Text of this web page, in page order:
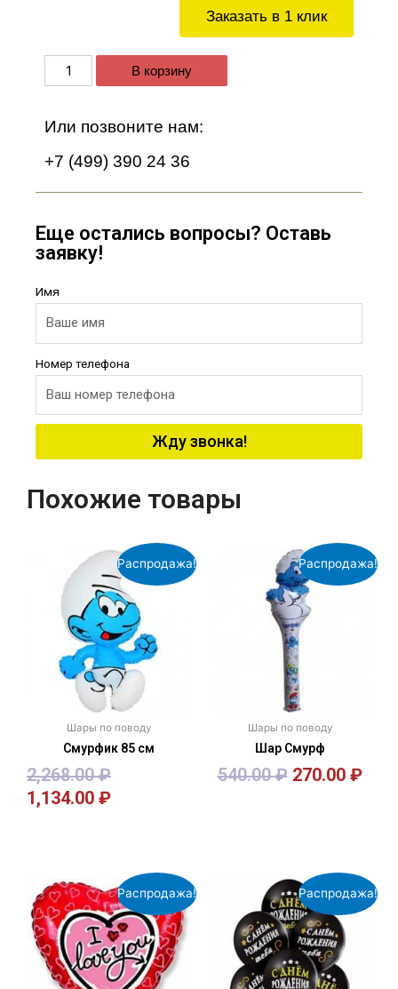
Заказать в 1 клик
В корзину
Или позвоните нам:
+7 (499) 390 24 36
Еще остались вопросы? Оставь
заявку!
Имя
Номер телефона
Жду звонка!
Похожие товары
Распродажа!
Шары по поводу
Смурфик 85 см
2,268.00₽
1,134.00 ₽
Распродажа!
Шары по поводу
Шар Смурф
540.00₽ 270.00 ₽
Распродажа! Распродажа!